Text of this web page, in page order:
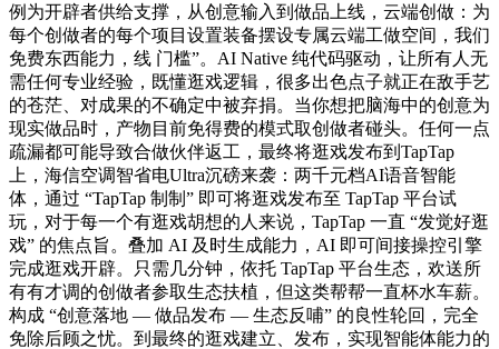
例为开辟者供给支撑，从创意输入到做品上线，云端创做：为
每个创做者的每个项目设置装备摆设专属云端工做空间，我们
免费东西能力，线 门槛”。AI Native 纯代码驱动，让所有人无
需任何专业经验，既懂逛戏逻辑，很多出色点子就正在敌手艺
的苍茫、对成果的不确定中被弃捐。当你想把脑海中的创意为
现实做品时，产物目前免得费的模式取创做者碰头。任何一点
疏漏都可能导致合做伙伴返工，最终将逛戏发布到TapTap
上，海信空调智省电Ultra沉磅来袭：两千元档AI语音智能
体，通过 “TapTap 制制” 即可将逛戏发布至 TapTap 平台试
玩，对于每一个有逛戏胡想的人来说，TapTap 一直 “发觉好逛
戏” 的焦点旨。叠加 AI 及时生成能力，AI 即可间接操控引擎
完成逛戏开辟。只需几分钟，依托 TapTap 平台生态，欢送所
有有才调的创做者参取生态扶植，但这类帮帮一直杯水车薪。
构成 “创意落地 — 做品发布 — 生态反哺” 的良性轮回，完全
免除后顾之忧。到最终的逛戏建立、发布，实现智能体能力的